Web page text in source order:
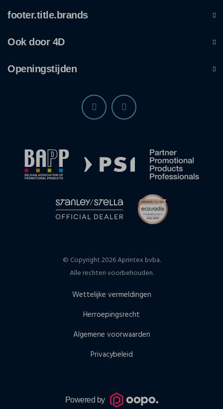
footer.title.brands
Ook door 4D
Openingstijden
© Copyright 2026 Aprintex bvba.
Alle rechten voorbehouden.
Wettelijke vermeldingen
Herroepingsrecht
Algemene voorwaarden
Privacybeleid
Powered by